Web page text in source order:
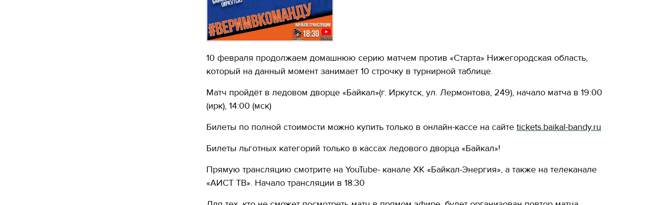
10 февраля продолжаем домашнюю серию матчем против «Старта» Нижегородская область,
который на данный момент занимает 10 строчку в турнирной таблице.
Матч пройдёт в ледовом дворце «Байкал»(г. Иркутск, ул. Лермонтова, 249), начало матча в 19:00
(ирк), 14:00 (мск)
Билеты по полной стоимости можно купить только в онлайн-кассе на сайте tickets.baikal-bandy.ru
Билеты льготных категорий только в кассах ледового дворца «Байкал»!
Прямую трансляцию смотрите на YouTube- канале ХК «Байкал-Энергия», а также на телеканале
«АИСТ ТВ». Начало трансляции в 18:30